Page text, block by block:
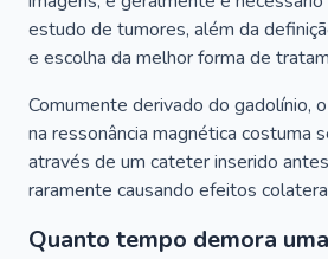
estudo de tumores, além da
e escolha da melhor forma de
Comumente derivado do gadolínio,
na ressonância magnética costuma
através de um cateter inserido
raramente causando efeitos
Quanto tempo demora